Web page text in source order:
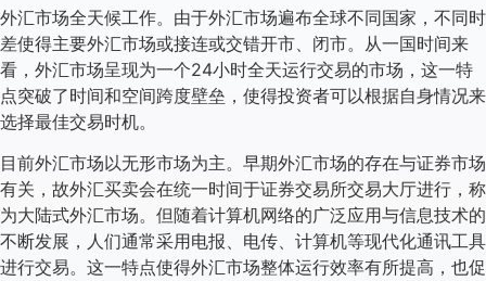
外汇市场全天候工作。由于外汇市场遍布全球不同国家，不同时
差使得主要外汇市场或接连或交错开市、闭市。从一国时间来
看，外汇市场呈现为一个24小时全天运行交易的市场，这一特
点突破了时间和空间跨度壁垒，使得投资者可以根据自身情况来
选择最佳交易时机。
目前外汇市场以无形市场为主。早期外汇市场的存在与证券市场
有关，故外汇买卖会在统一时间于证券交易所交易大厅进行，称
为大陆式外汇市场。但随着计算机网络的广泛应用与信息技术的
不断发展，人们通常采用电报、电传、计算机等现代化通讯工具
进行交易。这一特点使得外汇市场整体运行效率有所提高，也促